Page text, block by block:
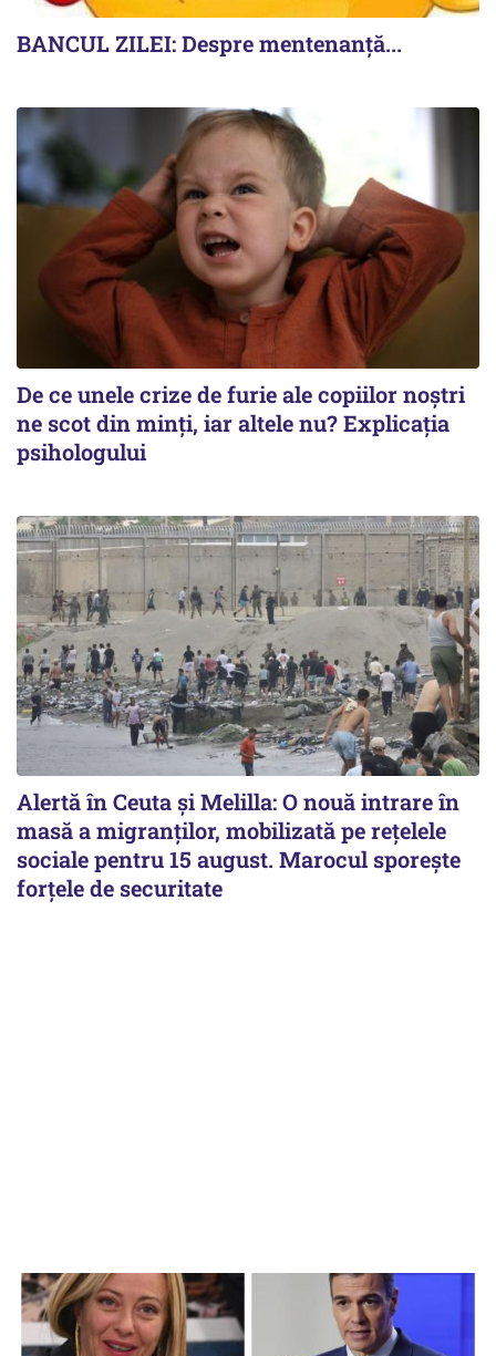
BANCUL ZILEI: Despre mentenanță...
De ce unele crize de furie ale copiilor noștri
ne scot din minți, iar altele nu? Explicația
psihologului
Alertă în Ceuta și Melilla: O nouă intrare în
masă a migranților, mobilizată pe rețelele
sociale pentru 15 august. Marocul sporește
forțele de securitate